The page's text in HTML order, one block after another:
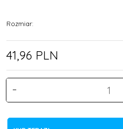
Rozmiar:
41,96 PLN